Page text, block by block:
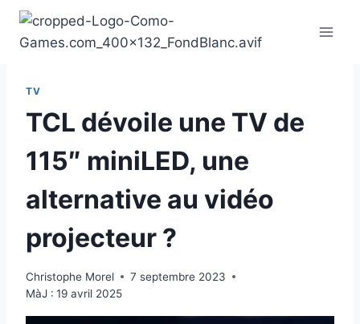
Aller
contenu
TV
TCL dévoile une TV de
115″ miniLED, une
alternative au vidéo
projecteur ?
Christophe Morel
7 septembre 2023
MàJ : 19 avril 2025